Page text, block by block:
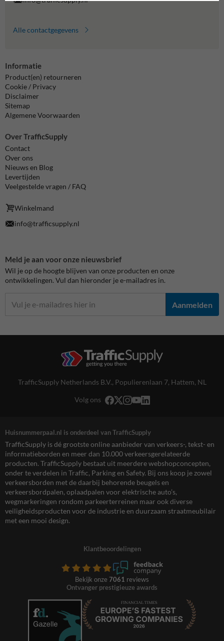
Alle contactgegevens
Informatie
Product(en) retourneren
Cookie / Privacy
Disclaimer
Sitemap
Algemene Voorwaarden
Over TrafficSupply
Contact
Over ons
Nieuws en Blog
Levertijden
Veelgestelde vragen / FAQ
Winkelmand
info@trafficsupply.nl
Meld je aan voor onze nieuwsbrief
Wil je op de hoogte blijven van onze producten en onze
ontwikkelingen. Vul dan hieronder je e-mailadres in.
Aanmelden
TrafficSupply Netherlands B.V., Populierenlaan 7, Hattem, NL
Volg ons
Huisnummerpaal.nl is onderdeel van TrafficSupply
TrafficSupply is dé grootste online aanbieder van verkeers-, tekst- en
informatieborden en meer dan 10.000 verkeersgerelateerde
producten. TrafficSupply bestaat uit meerdere webshopconcepten,
onder te verdelen in Traffic, Parking en Safety. Bij ons koop je zowel
verkeersborden met de daarbij behorende beugels en
verkeersbordpalen, oplaadpalen voor elektrische auto’s,
wegmarkeringen rondom parkeerterreinen maar ook diverse
veiligheidsproducten voor de industrie en duurzaam straatmeubilair
met een mooi design.
Klantbeoordelingen
Bekijk onze 7061 reviews
Ontvanger prestigieuze awards